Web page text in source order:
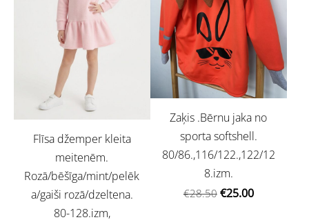
Flīsa džemper kleita
meitenēm.
Rozā/bēšīga/mint/pelēk
a/gaiši rozā/dzeltena.
80-128.izm,
Zaķis .Bērnu jaka no
sporta softshell.
80/86.,116/122.,122/12
8.izm.
€28.50 €25.00